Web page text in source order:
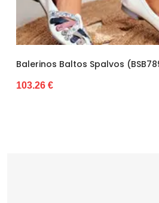
Pašiltinimas
Originali gamintojo pakuotė
Lytis
Būklė
(BSB7898)